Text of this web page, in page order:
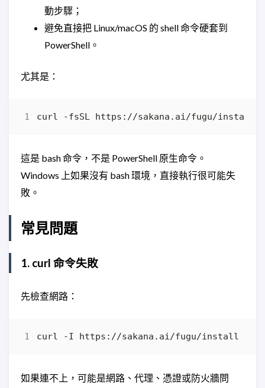
動步驟；
避免直接把 Linux/macOS 的 shell 命令硬套到
PowerShell。
尤其是：
curl -fsSL https://sakana.ai/fugu/install
這是 bash 命令，不是 PowerShell 原生命令。
Windows 上如果沒有 bash 環境，直接執行很可能失
敗。
常見問題
1. curl 命令失敗
先檢查網路：
如果連不上，可能是網路、代理、憑證或防火牆問